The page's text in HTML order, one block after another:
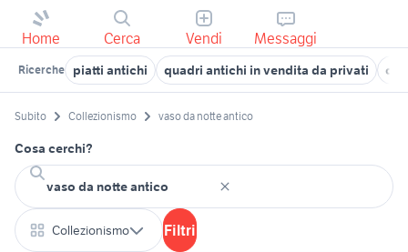
Home Cerca Vendi Messaggi
Ricerche piatti antichi quadri antichi in vendita da privati
Subito Collezionismo vaso da notte antico
Cosa cerchi?
Collezionismo Filtri